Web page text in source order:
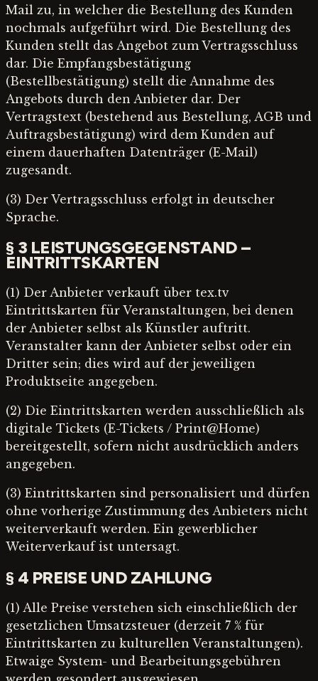
Mail zu, in welcher die Bestellung des Kunden
nochmals aufgeführt wird. Die Bestellung des
Kunden stellt das Angebot zum Vertragsschluss
dar. Die Empfangsbestätigung
(Bestellbestätigung) stellt die Annahme des
Angebots durch den Anbieter dar. Der
Vertragstext (bestehend aus Bestellung, AGB und
Auftragsbestätigung) wird dem Kunden auf
einem dauerhaften Datenträger (E-Mail)
zugesandt.
(3) Der Vertragsschluss erfolgt in deutscher
Sprache.
§ 3 LEISTUNGSGEGENSTAND –
EINTRITTSKARTEN
(1) Der Anbieter verkauft über tex.tv
Eintrittskarten für Veranstaltungen, bei denen
der Anbieter selbst als Künstler auftritt.
Veranstalter kann der Anbieter selbst oder ein
Dritter sein; dies wird auf der jeweiligen
Produktseite angegeben.
(2) Die Eintrittskarten werden ausschließlich als
digitale Tickets (E-Tickets / Print@Home)
bereitgestellt, sofern nicht ausdrücklich anders
angegeben.
(3) Eintrittskarten sind personalisiert und dürfen
ohne vorherige Zustimmung des Anbieters nicht
weiterverkauft werden. Ein gewerblicher
Weiterverkauf ist untersagt.
§ 4 PREISE UND ZAHLUNG
(1) Alle Preise verstehen sich einschließlich der
gesetzlichen Umsatzsteuer (derzeit 7 % für
Eintrittskarten zu kulturellen Veranstaltungen).
Etwaige System- und Bearbeitungsgebühren